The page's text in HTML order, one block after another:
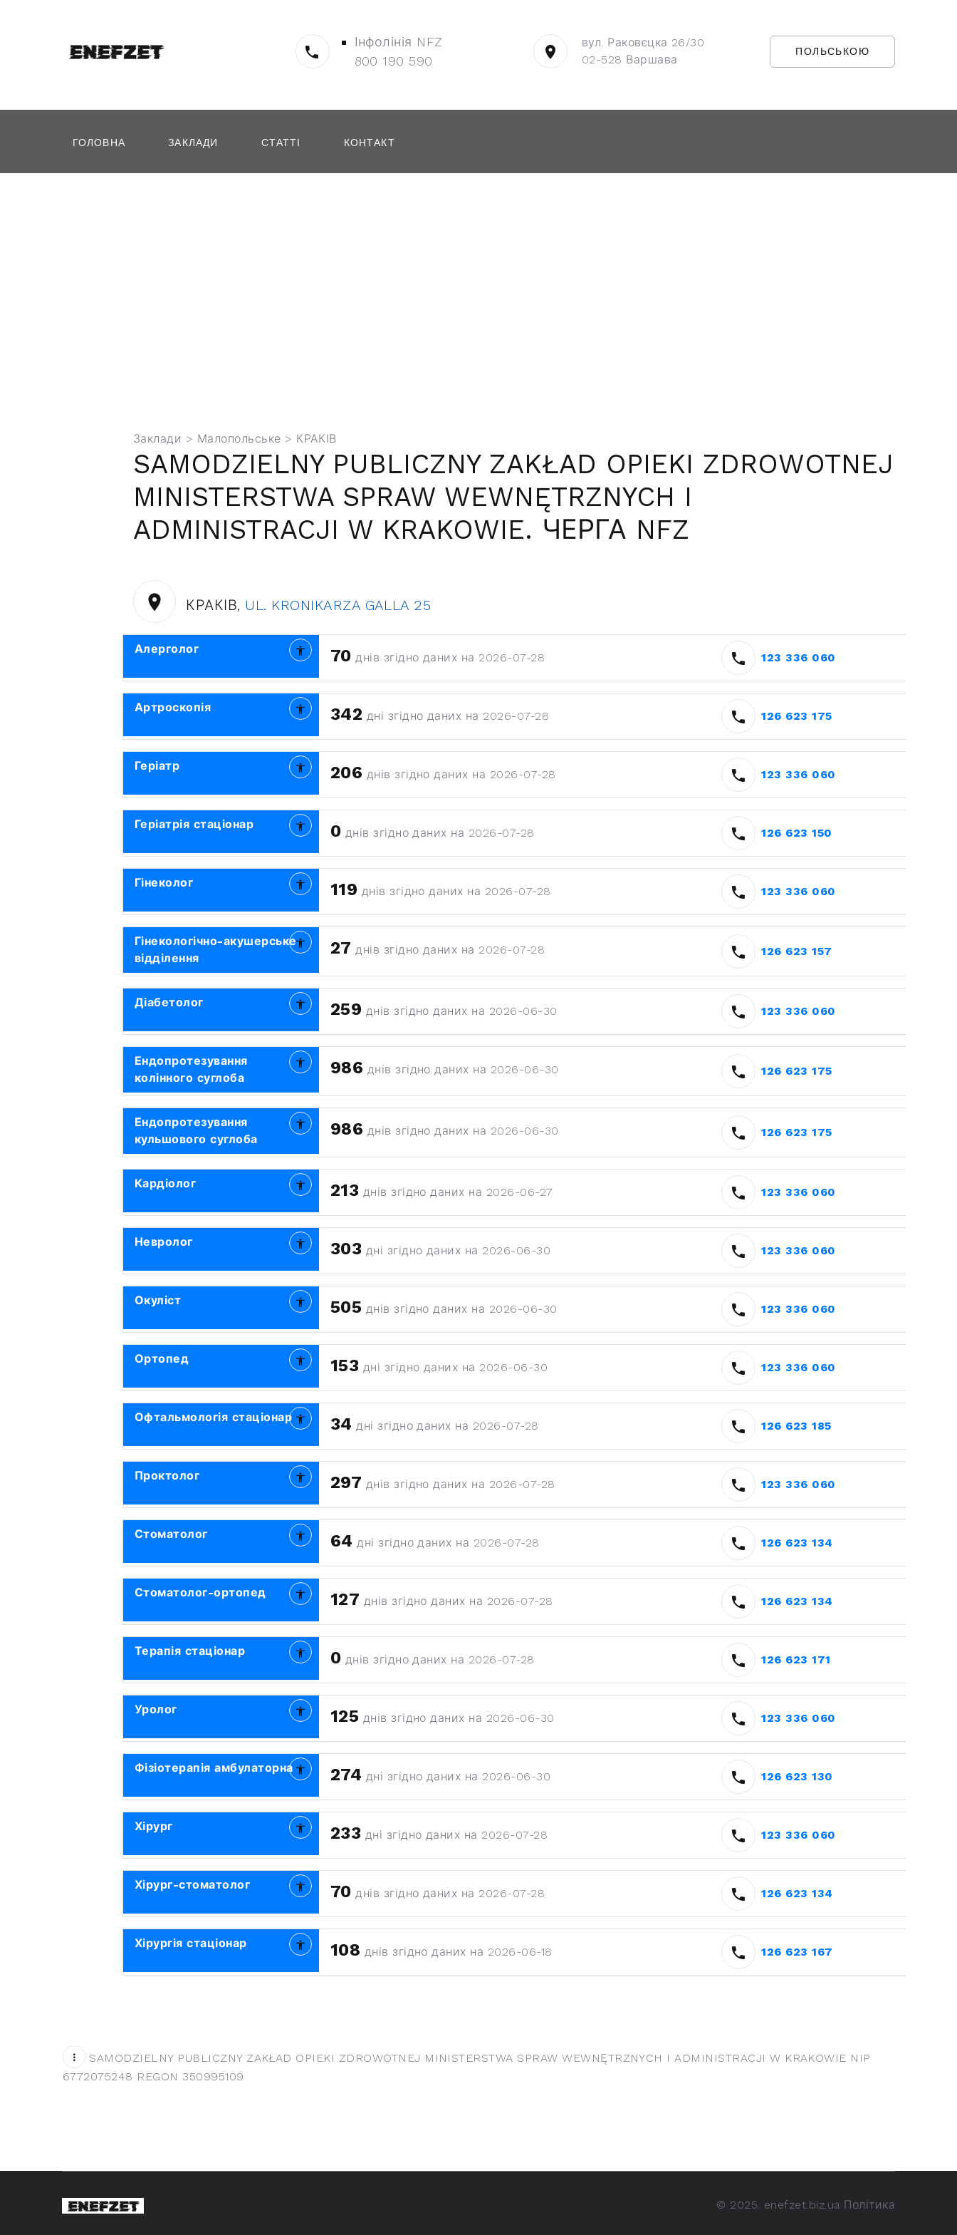
Інфолінія NFZ
800 190 590
вул. Раковєцка 26/30
02-528 Варшава
ПОЛЬСЬКОЮ
ГОЛОВНА ЗАКЛАДИ СТАТТІ КОНТАКТ
Заклади > Малопольське > КРАКІВ
SAMODZIELNY PUBLICZNY ZAKŁAD OPIEKI ZDROWOTNEJ
MINISTERSTWA SPRAW WEWNĘTRZNYCH I
ADMINISTRACJI W KRAKOWIE. ЧЕРГА NFZ
КРАКІВ, UL. KRONIKARZA GALLA 25
Алерголог 70 днів згідно даних на 2026-07-28 123 336 060
Артроскопія 342 дні згідно даних на 2026-07-28 126 623 175
Геріатр 206 днів згідно даних на 2026-07-28 123 336 060
Геріатрія стаціонар 0 днів згідно даних на 2026-07-28 126 623 150
Гінеколог 119 днів згідно даних на 2026-07-28 123 336 060
Гінекологічно-акушерське
відділення
27 днів згідно даних на 2026-07-28 126 623 157
Діабетолог 259 днів згідно даних на 2026-06-30 123 336 060
Ендопротезування
колінного суглоба
986 днів згідно даних на 2026-06-30 126 623 175
Ендопротезування
кульшового суглоба
986 днів згідно даних на 2026-06-30 126 623 175
Кардіолог 213 днів згідно даних на 2026-06-27 123 336 060
Невролог 303 дні згідно даних на 2026-06-30 123 336 060
Окуліст 505 днів згідно даних на 2026-06-30 123 336 060
Ортопед 153 дні згідно даних на 2026-06-30 123 336 060
Офтальмологія стаціонар 34 дні згідно даних на 2026-07-28 126 623 185
Проктолог 297 днів згідно даних на 2026-07-28 123 336 060
Стоматолог 64 дні згідно даних на 2026-07-28 126 623 134
Стоматолог-ортопед 127 днів згідно даних на 2026-07-28 126 623 134
Терапія стаціонар 0 днів згідно даних на 2026-07-28 126 623 171
Уролог 125 днів згідно даних на 2026-06-30 123 336 060
Фізіотерапія амбулаторна 274 дні згідно даних на 2026-06-30 126 623 130
Хірург 233 дні згідно даних на 2026-07-28 123 336 060
Хірург-стоматолог 70 днів згідно даних на 2026-07-28 126 623 134
Хірургія стаціонар 108 днів згідно даних на 2026-06-18 126 623 167
SAMODZIELNY PUBLICZNY ZAKŁAD OPIEKI ZDROWOTNEJ MINISTERSTWA SPRAW WEWNĘTRZNYCH I ADMINISTRACJI W KRAKOWIE NIP
6772075248 REGON 350995109
© 2025. enefzet.biz.ua Політика